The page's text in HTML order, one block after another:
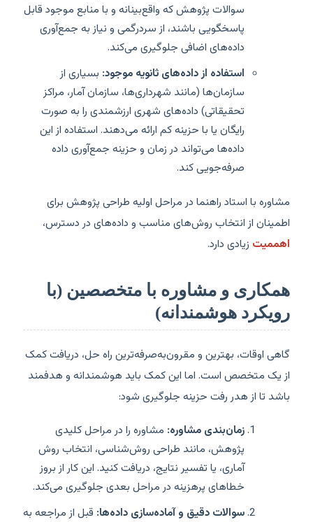
سوالات پژوهش که واقع‌بینانه و با منابع موجود قابل
پاسخگویی باشند، از سردرگمی و نیاز به جمع‌آوری
داده‌های اضافی جلوگیری می‌کند.
استفاده از داده‌های ثانویه موجود:بسیاری از
سازمان‌ها (مانند شهرداری‌ها، سازمان آمار، مراکز
تحقیقاتی) داده‌های شهری ارزشمندی را به صورت
رایگان یا با حزینه کم ارائه می‌دهند. استفاده از این
داده‌ها می‌تواند در زمان و حزینه جمع‌آوری داده
صرفه‌جویی کند.
مشاوره با استاد راهنما در مراحل اولیه طراحی پژوهش برای
اطمینان از انتخاب روش‌های مناسب و داده‌های در دسترس،
اهممیتزیادی دارد.
همکاری و مشاوره با متخصصین (با
رویکرد هوشمندانه)
گاهی اوقات، بهترین و مقرون‌به‌صرفه‌ترین راه حل، دریافت کمک
از یک متخصص است. اما این کمک باید هوشمندانه و هدفمند
باشد تا از هدر رفت حزینه جلوگیری شود:
زمان‌بندی مشاوره:مشاوره را در مراحل کلیدی
پژوهش، مانند طراحی روش‌شناسی، انتخاب روش
آماری، یا تفسیر نتایج، دریافت کنید. این کار از بروز
خطاهای پرهزینه در مراحل بعدی جلوگیری می‌کند.
سوالات دقیق و آماده‌سازی داده‌ها:قبل از مراجعه به